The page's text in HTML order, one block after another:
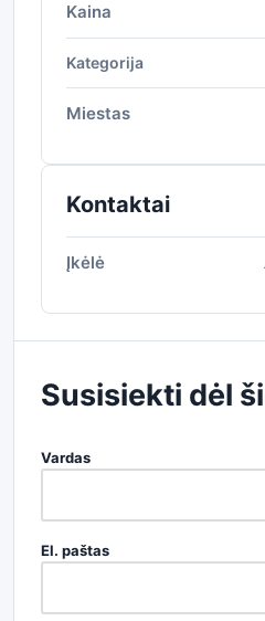
Kaina
Kategorija
Miestas
Kontaktai
Įkėlė
Susisiekti dėl
Vardas
El. paštas